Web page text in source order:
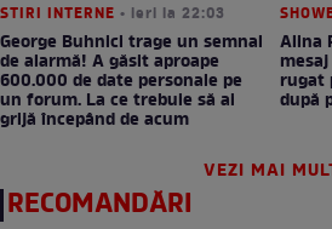
STIRI INTERNE • ieri la 22:03
George Buhnici trage un semnal
de alarmă! A găsit aproape
600.000 de date personale pe
un forum. La ce trebuie să ai
grijă începând de acum
Alina
rugat
după
VEZI MAI
RECOMANDĂRI